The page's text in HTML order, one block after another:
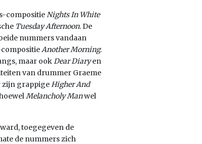
compositieNights In White
Tuesday Afternoon. De
nummers vandaan
Another Morning.
maar ookDear Diaryen
van drummer Graeme
zijn grappigeHigher And
Melancholy Manwel
toegegeven de
de nummers zich